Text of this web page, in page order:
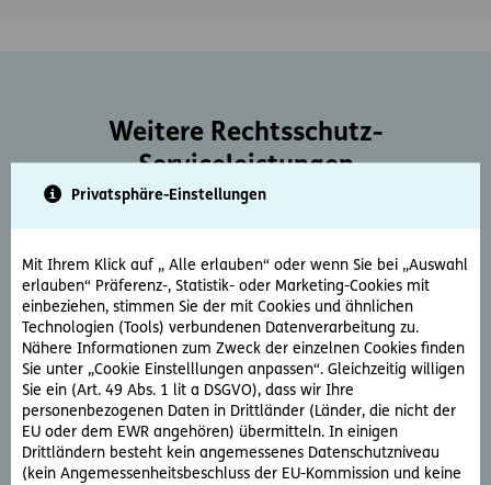
Privatsphäre-Einstellungen
Mit Ihrem Klick auf „ Alle erlauben“ oder wenn Sie bei „Auswahl
erlauben“ Präferenz-, Statistik- oder Marketing-Cookies mit
einbeziehen, stimmen Sie der mit Cookies und ähnlichen
Technologien (Tools) verbundenen Datenverarbeitung zu.
Nähere Informationen zum Zweck der einzelnen Cookies finden
Sie unter „Cookie Einstelllungen anpassen“. Gleichzeitig willigen
Sie ein (Art. 49 Abs. 1 lit a DSGVO), dass wir Ihre
personenbezogenen Daten in Drittländer (Länder, die nicht der
EU oder dem EWR angehören) übermitteln. In einigen
Drittländern besteht kein angemessenes Datenschutzniveau
(kein Angemessenheitsbeschluss der EU-Kommission und keine
Weitere Rechtsschutz-
Serviceleistungen
Rechtsberatung
Sie haben ein rechtliche Frage? Unsere Rechtsexperten
beantworten diese gerne und schnell.
Rechtsfrage stellen